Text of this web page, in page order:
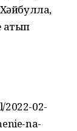
атып
02-
na-